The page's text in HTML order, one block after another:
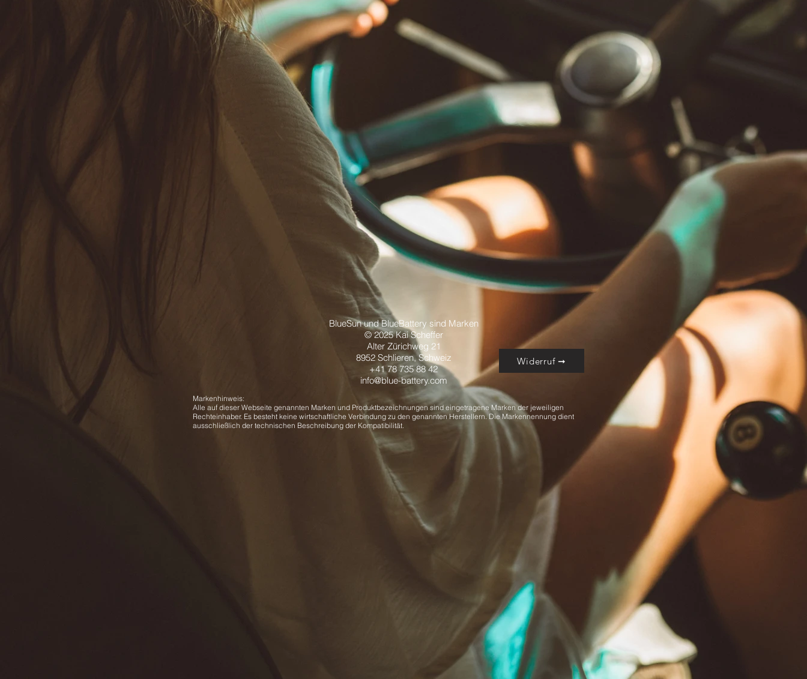
BlueSun und BlueBattery sind Marken
© 2025 Kai Scheffer
Alter Zürichweg 21
8952 Schlieren,Schweiz
+41 78 735 88 42
info@blue-battery.com
Markenhinweis:
Alle auf dieser Webseite genannten Marken und Produktbezeichnungen sind eingetragene Marken der jeweiligen
Rechteinhaber. Es besteht keine wirtschaftliche Verbindung zu den genannten Herstellern. Die Markennennung dient
ausschließlich der technischen Beschreibung der Kompatibilität.
Widerruf ➞